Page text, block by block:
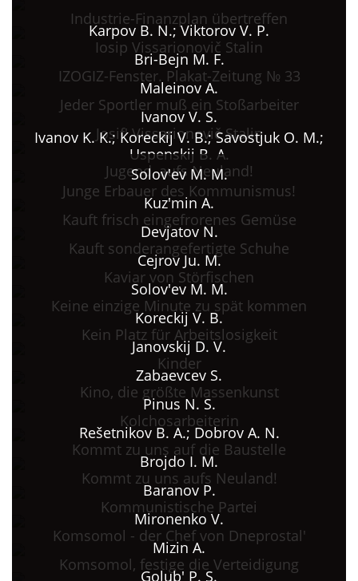
Industrie-Finanzplan übertreffen
Karpov B. N.; Viktorov V. P.
Iosip Vissarionovič Stalin
Bri-Bejn M. F.
IZOGIZ-Fenster. Plakat-Zeitung № 33
Maleinov A.
Jeder Sportler muß ein Stoßarbeiter
Ivanov V. S.
Josif' Vissarionovič Stalin
Ivanov K. K.; Koreckij V. B.; Savostjuk O. M.;
Uspenskij B. A.
Jugend, aufs Neuland!
Solov'ev M. M.
Junge Erbauer des Kommunismus!
Kuz'min A.
Kauft frisch eingefrorenes Gemüse
Devjatov N.
Kauft sonderangefertigte Schuhe
Cejrov Ju. M.
Kaviar von Störfischen
Solov'ev M. M.
Кeine einzige Minute zu spät kommen
Koreckij V. B.
Kein Platz für Arbeitslosigkeit
Janovskij D. V.
Kinder
Zabaevcev S.
Kino, die größte Massenkunst
Pinus N. S.
Kolchosarbeiterin
Rešetnikov B. A.; Dobrov A. N.
Kommt zu uns auf die Baustelle
Brojdo I. M.
Kommt zu uns aufs Neuland!
Baranov P.
Kommunistische Partei
Mironenko V.
Komsomol - der Chef von Dneprostal'
Mizin A.
Komsomol, festige die Verteidigung
Golub' P. S.